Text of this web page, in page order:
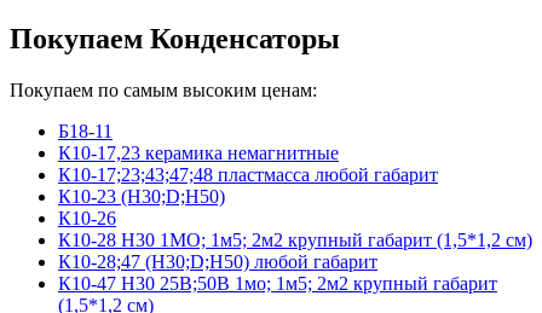
Покупаем Конденсаторы
Покупаем по самым высоким ценам:
Б18-11
К10-17,23 керамика немагнитные
К10-17;23;43;47;48 пластмасса любой габарит
К10-23 (Н30;D;Н50)
К10-26
К10-28 Н30 1МО; 1м5; 2м2 крупный габарит (1,5*1,2 см)
К10-28;47 (Н30;D;Н50) любой габарит
К10-47 Н30 25В;50В 1мо; 1м5; 2м2 крупный габарит
(1,5*1,2 см)